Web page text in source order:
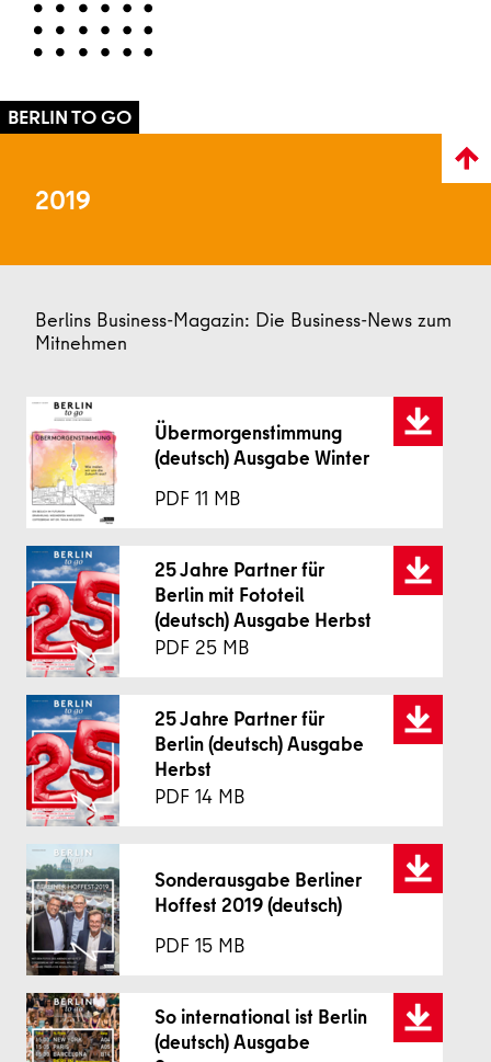
2019
Berlins Business-Magazin: Die Business-News zum
Mitnehmen
Übermorgenstimmung
(deutsch) Ausgabe Winter
11 MB
25 Jahre Partner für
Berlin mit Fototeil
(deutsch) Ausgabe Herbst
25 MB
25 Jahre Partner für
Berlin (deutsch) Ausgabe
Herbst
14 MB
Sonderausgabe Berliner
Hoffest 2019 (deutsch)
15 MB
So international ist Berlin
(deutsch) Ausgabe